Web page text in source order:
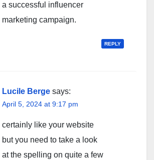
a successful influencer
marketing campaign.
REPLY
Lucile Berge says:
April 5, 2024 at 9:17 pm
certainly like your website
but you need to take a look
at the spelling on quite a few